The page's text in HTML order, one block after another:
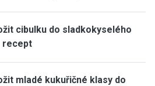
cibulku do sladkokyselého
recept
mladé kukuřičné klasy do